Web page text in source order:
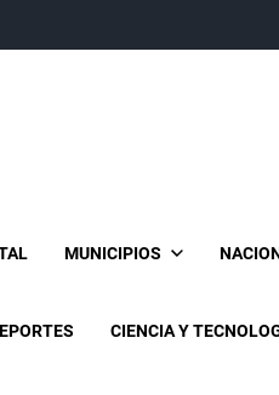
MUNICIPIOS
CIENCIA Y